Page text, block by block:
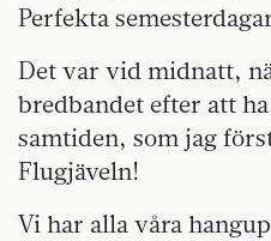
Perfekta
Det var vid midnatt,
bredbandet efter att
samtiden, som jag
Flugjäveln!
Vi har alla våra